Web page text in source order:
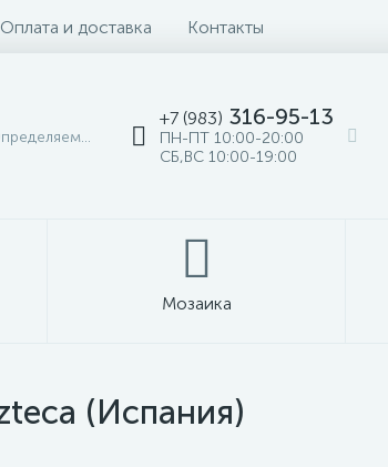
Оплата и доставка Контакты
+7 (983) 316-95-13
ПН-ПТ 10:00-20:00
СБ,ВС 10:00-19:00
Мозаика
(Испания)